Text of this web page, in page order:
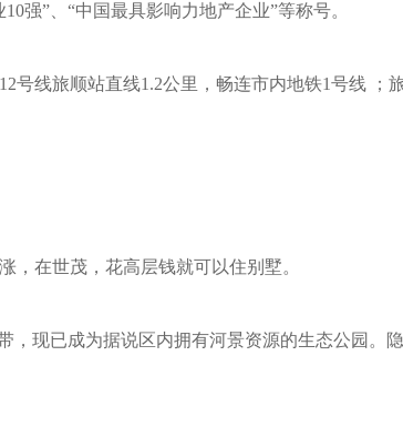
强”、“中国最具影响力地产企业”等称号。
线旅顺站直线1.2公里，畅连市内地铁1号线 ；
，在世茂，花高层钱就可以住别墅。
，现已成为据说区内拥有河景资源的生态公园。